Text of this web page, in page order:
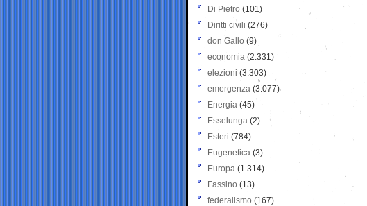
Di Pietro (101)
Diritti civili (276)
don Gallo (9)
economia (2.331)
elezioni (3.303)
emergenza (3.077)
Energia (45)
Esselunga (2)
Esteri (784)
Eugenetica (3)
Europa (1.314)
Fassino (13)
federalismo (167)